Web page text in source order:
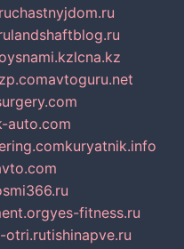
chastnyjdom.ru
landshaftblog.ru
lcna.kz
avtoguru.net
auto.com
kuryatnik.info
smi366.ru
yes-fitness.ru
otri.rutishinapve.ru